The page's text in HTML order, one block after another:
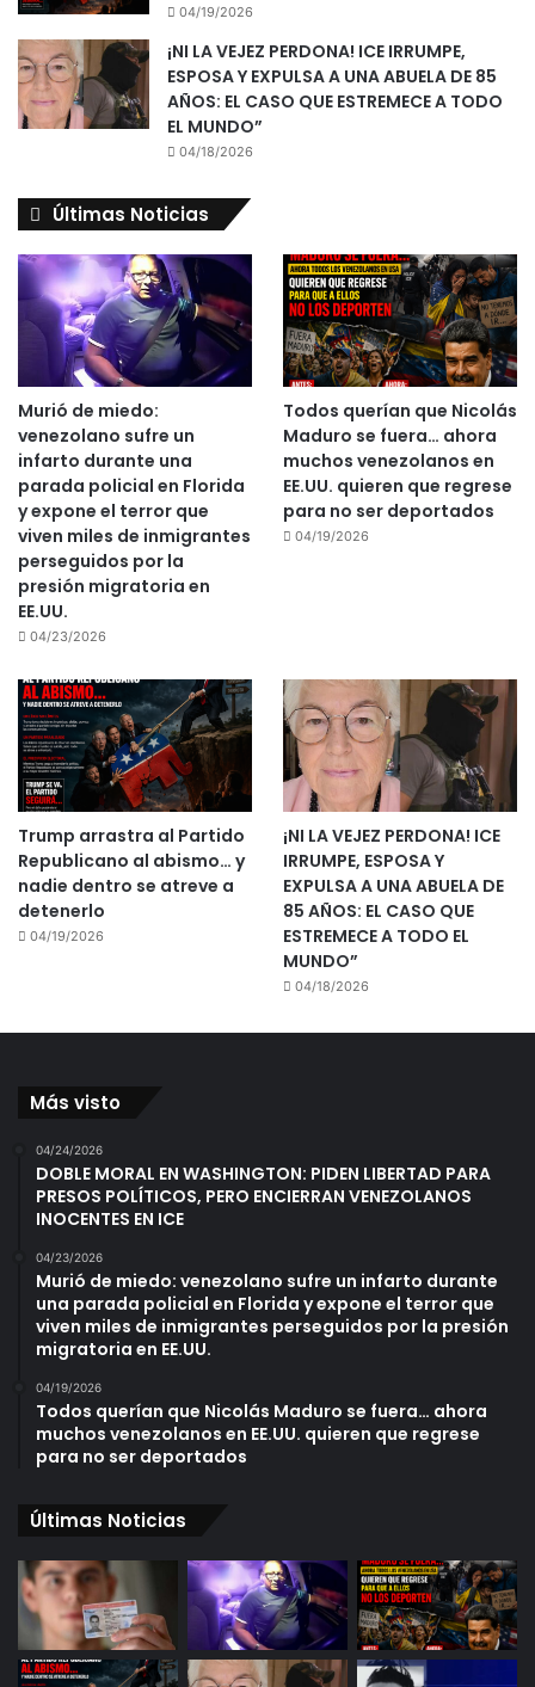
04/19/2026
¡NI LA VEJEZ PERDONA! ICE IRRUMPE,
ESPOSA Y EXPULSA A UNA ABUELA DE 85
AÑOS: EL CASO QUE ESTREMECE A TODO
EL MUNDO”
04/18/2026
Últimas Noticias
Murió de miedo:
venezolano sufre un
infarto durante una
parada policial en Florida
y expone el terror que
viven miles de inmigrantes
perseguidos por la
presión migratoria en
EE.UU.
04/23/2026
Todos querían que Nicolás
Maduro se fuera… ahora
muchos venezolanos en
EE.UU. quieren que regrese
para no ser deportados
04/19/2026
Trump arrastra al Partido
Republicano al abismo… y
nadie dentro se atreve a
detenerlo
04/19/2026
¡NI LA VEJEZ PERDONA! ICE
IRRUMPE, ESPOSA Y
EXPULSA A UNA ABUELA DE
85 AÑOS: EL CASO QUE
ESTREMECE A TODO EL
MUNDO”
04/18/2026
Más visto
04/24/2026
DOBLE MORAL EN WASHINGTON: PIDEN LIBERTAD PARA
PRESOS POLÍTICOS, PERO ENCIERRAN VENEZOLANOS
INOCENTES EN ICE
04/23/2026
Murió de miedo: venezolano sufre un infarto durante
una parada policial en Florida y expone el terror que
viven miles de inmigrantes perseguidos por la presión
migratoria en EE.UU.
04/19/2026
Todos querían que Nicolás Maduro se fuera… ahora
muchos venezolanos en EE.UU. quieren que regrese
para no ser deportados
Últimas Noticias